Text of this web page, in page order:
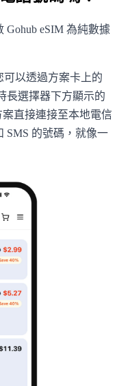
eSIM 為純數據
以透過方案卡上的
長選擇器下方顯示的
案直接連接至本地電信
SMS 的號碼，就像一